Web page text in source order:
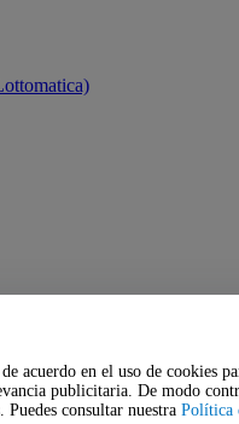
acuerdo en el uso de cookies
publicitaria. De modo
Puedes consultar nuestra Política